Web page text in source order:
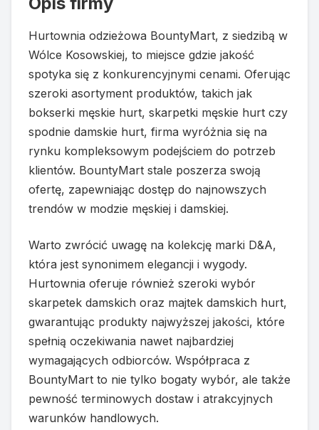
Hurtownia odzieżowa BountyMart, z siedzibą w
Wólce Kosowskiej, to miejsce gdzie jakość
spotyka się z konkurencyjnymi cenami. Oferując
szeroki asortyment produktów, takich jak
bokserki męskie hurt, skarpetki męskie hurt czy
spodnie damskie hurt, firma wyróżnia się na
rynku kompleksowym podejściem do potrzeb
klientów. BountyMart stale poszerza swoją
ofertę, zapewniając dostęp do najnowszych
trendów w modzie męskiej i damskiej.
Warto zwrócić uwagę na kolekcję marki D&A,
która jest synonimem elegancji i wygody.
Hurtownia oferuje również szeroki wybór
skarpetek damskich oraz majtek damskich hurt,
gwarantując produkty najwyższej jakości, które
spełnią oczekiwania nawet najbardziej
wymagających odbiorców. Współpraca z
BountyMart to nie tylko bogaty wybór, ale także
pewność terminowych dostaw i atrakcyjnych
warunków handlowych.